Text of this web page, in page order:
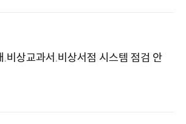
.비상교과서.비상서점 시스템 점검 안